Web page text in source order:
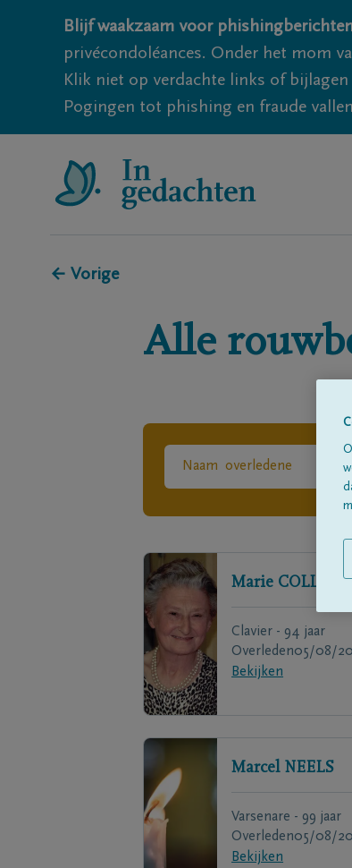
Blijf waakzaam voor
privécondoléances. Onder het mom
Klik niet op verdachte links of
Pogingen tot phishing en fraude
← Vorige
Alle
Marie
Clavier - 94 jaar
Overleden05/08/
Bekijken
Marcel NEELS
Varsenare - 99 jaar
Overleden05/08/
Bekijken